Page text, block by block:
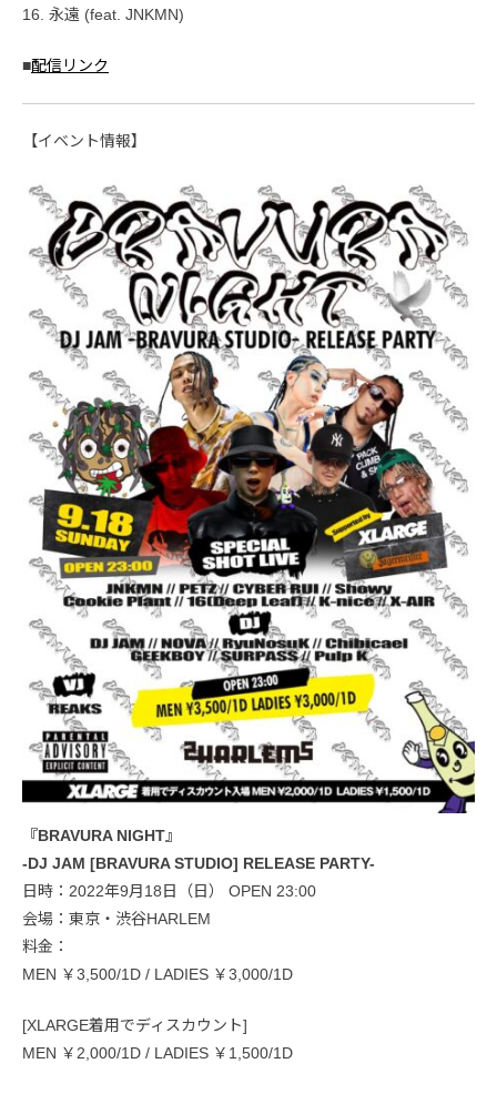
16. 永遠 (feat. JNKMN)
■配信リンク
【イベント情報】
『BRAVURA NIGHT』
-DJ JAM [BRAVURA STUDIO] RELEASE PARTY-
日時：2022年9月18日（日） OPEN 23:00
会場：東京・渋谷HARLEM
料金：
MEN ￥3,500/1D / LADIES ￥3,000/1D
[XLARGE着用でディスカウント]
MEN ￥2,000/1D / LADIES ￥1,500/1D